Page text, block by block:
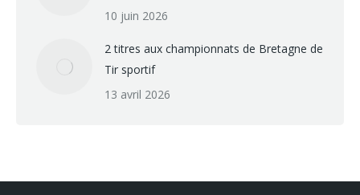
10 juin 2026
2 titres aux championnats de Bretagne de
Tir sportif
13 avril 2026